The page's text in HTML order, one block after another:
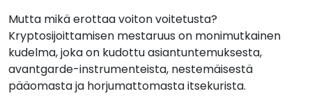
Mutta mikä erottaa voiton voitetusta?
Kryptosijoittamisen mestaruus on monimutkainen
kudelma, joka on kudottu asiantuntemuksesta,
avantgarde-instrumenteista, nestemäisestä
pääomasta ja horjumattomasta itsekurista.